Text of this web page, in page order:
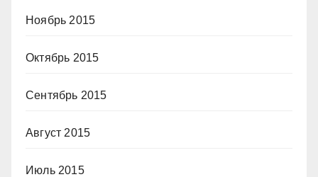
Ноябрь 2015
Октябрь 2015
Сентябрь 2015
Август 2015
Июль 2015